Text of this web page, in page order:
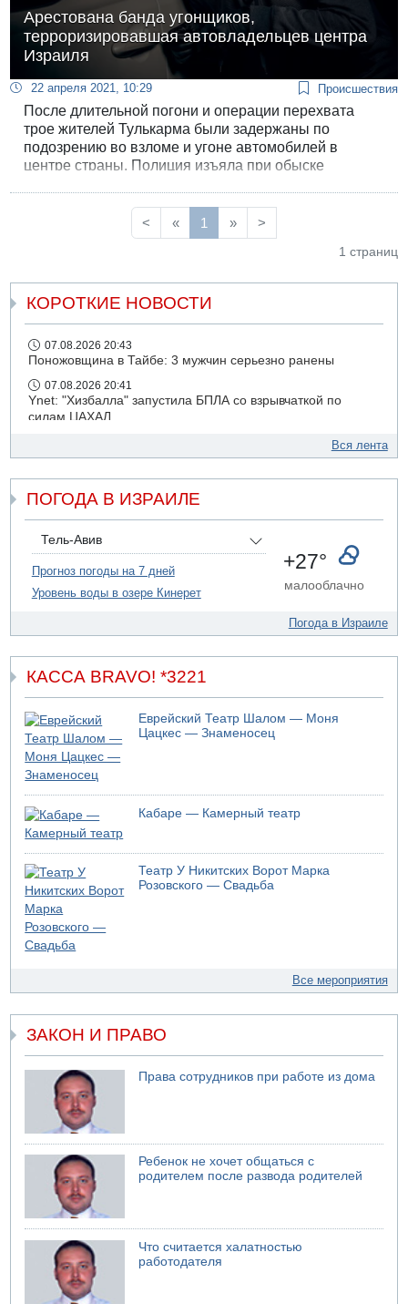
Арестована банда угонщиков,
терроризировавшая автовладельцев центра
Израиля
22 апреля 2021, 10:29 Происшествия
После длительной погони и операции перехвата
трое жителей Тулькарма были задержаны по
подозрению во взломе и угоне автомобилей в
центре страны. Полиция изъяла при обыске
<
« 1 » >
1 страниц
КОРОТКИЕ НОВОСТИ
07.08.2026 20:43
Поножовщина в Тайбе: 3 мужчин серьезно ранены
07.08.2026 20:41
Ynet: "Хизбалла" запустила БПЛА со взрывчаткой по
силам ЦАХАЛ
ДТП в Ашдоде: тяжело ранены двое маленьких детей
07.08.2026 19:14
Скончался водитель, врезавшийся в стену в
Иерусалиме
07.08.2026 17:57
Подозреваемый в домогательствах в хостеле - Гильбоа
Дахан
07.08.2026 17:55
коррупционных отношениях с Йоавом Элиаси
Вся лента
ПОГОДА В ИЗРАИЛЕ
Тель-Авив
Прогноз погоды на 7 дней
Уровень воды в озере Кинерет
+27°
малооблачно
Погода в Израиле
КАССА BRAVO! *3221
Еврейский Театр Шалом — Моня
Цацкес — Знаменосец
Кабаре — Камерный театр
Театр У Никитских Ворот Марка
Розовского — Свадьба
Все мероприятия
ЗАКОН И ПРАВО
Права сотрудников при работе из дома
Ребенок не хочет общаться с
родителем после развода родителей
Что считается халатностью
работодателя